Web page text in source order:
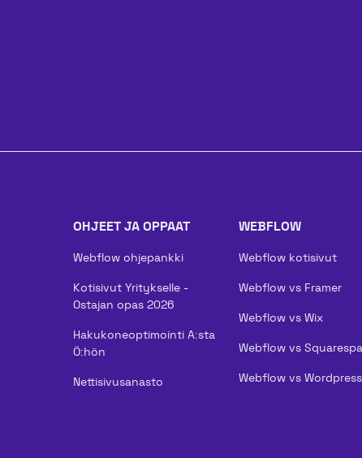
OHJEET JA OPPAAT
Webflow ohjepankki
Kotisivut Yritykselle -
Ostajan opas 2026
Hakukoneoptimointi A:sta
Ö:hön
Nettisivusanasto
WEBFLOW
Webflow kotisivut
Webflow vs Framer
Webflow vs Wix
Webflow vs
Webflow vs Wordpress